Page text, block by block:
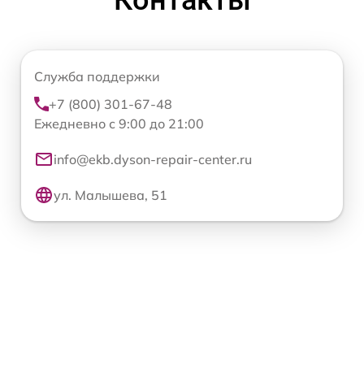
Служба поддержки
+7 (800) 301-67-48
Ежедневно с 9:00 до 21:00
info@ekb.dyson-repair-center.ru
ул. Малышева, 51